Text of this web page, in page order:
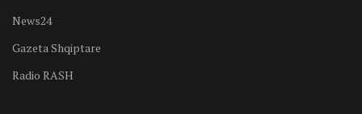
News24
Gazeta Shqiptare
Radio RASH